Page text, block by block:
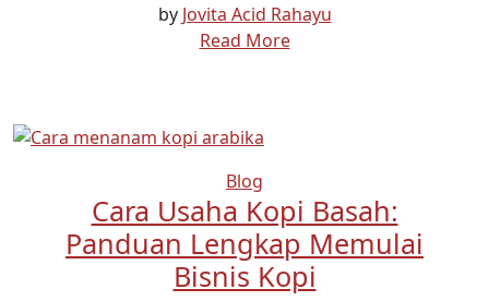
by Jovita Acid Rahayu
Read More
Blog
Cara Usaha Kopi Basah:
Panduan Lengkap Memulai
Bisnis Kopi